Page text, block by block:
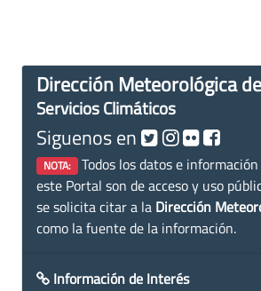
Dirección Meteorológica
Servicios Climáticos
Siguenos en
NOTA: Todos los datos e
este Portal son de acceso y uso
se solicita citar a la Dirección
como la fuente de la información.
Información de Interés